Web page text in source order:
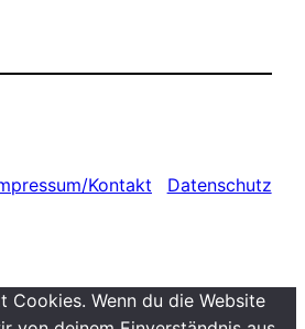
Kontakt Datenschutz
Cookies. Wenn du die Website